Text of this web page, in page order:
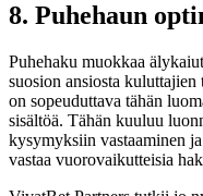
8. Puhehaun
Puhehaku muokkaa
suosion ansiosta
on sopeuduttava tähän
sisältöä. Tähän kuuluu
kysymyksiin vastaaminen
vastaa vuorovaikutteisia